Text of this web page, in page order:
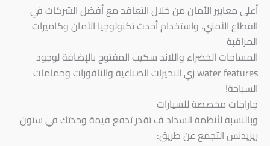
أعلى معايير الأمان من خلال التعاقد مع أفضل الشركات في
القطاع الأمني، واستخدام أحدث تكنولوجيا الأمان وكاميرات
المراقبة
المساحات الخضراء واللاند سكيب المفتوح بالإضافة لوجود
water features زي البحيرات الصناعية والنافورات وحمامات
السباحة!
جاراجات مخصصة للسيارات
وبالنسبة لأنظمة السداد ف تقدر تدفع قيمة وحدتك في ستون
ريزيدنس التجمع عن طريق: